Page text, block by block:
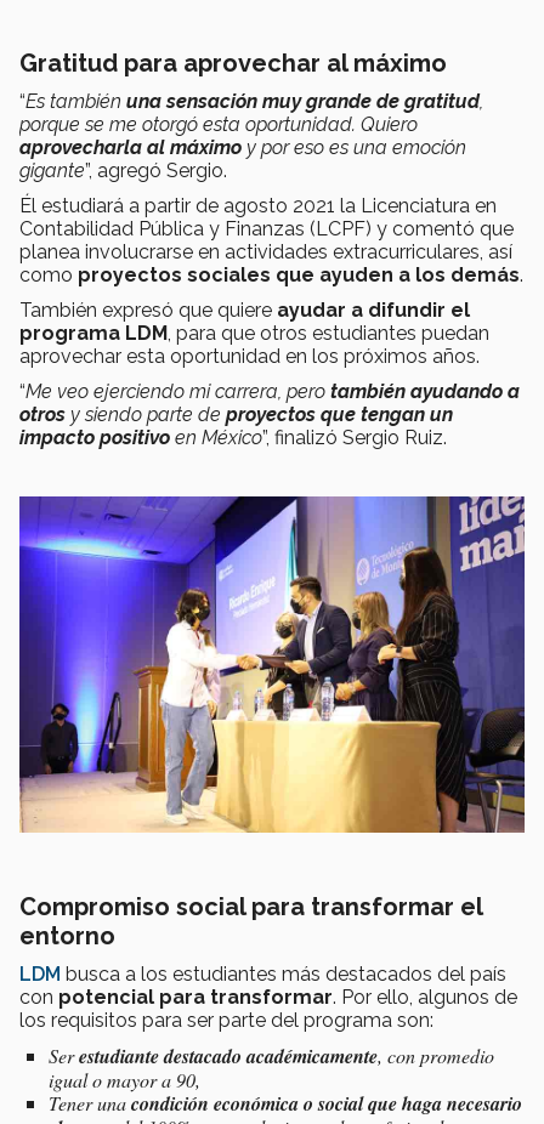
Gratitud para aprovechar al máximo
“Es también una sensación muy grande de gratitud,
porque se me otorgó esta oportunidad. Quiero
aprovecharla al máximo y por eso es una emoción
gigante”, agregó Sergio.
Él estudiará a partir de agosto 2021 la Licenciatura en
Contabilidad Pública y Finanzas (LCPF) y comentó que
planea involucrarse en actividades extracurriculares, así
como proyectos sociales que ayuden a los demás.
También expresó que quiere ayudar a difundir el
programa LDM, para que otros estudiantes puedan
aprovechar esta oportunidad en los próximos años.
“Me veo ejerciendo mi carrera, pero también ayudando a
otros y siendo parte de proyectos que tengan un
impacto positivo en México”, finalizó Sergio Ruiz.
Compromiso social para transformar el
entorno
LDM busca a los estudiantes más destacados del país
con potencial para transformar. Por ello, algunos de
los requisitos para ser parte del programa son:
Serestudiante destacado académicamente, con promedio
igual o mayor a 90,
Tener unacondición económica o social que haga necesario